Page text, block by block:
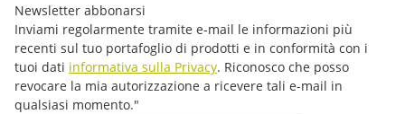
Newsletter abbonarsi
Inviami regolarmente tramite e-mail le informazioni più
recenti sul tuo portafoglio di prodotti e in conformità con i
tuoi dati informativa sulla Privacy. Riconosco che posso
revocare la mia autorizzazione a ricevere tali e-mail in
qualsiasi momento."